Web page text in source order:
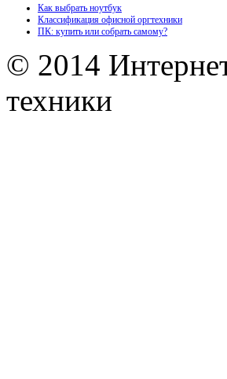
Как выбрать ноутбук
Классификация офисной оргтехники
ПК: купить или собрать самому?
© 2014
техники